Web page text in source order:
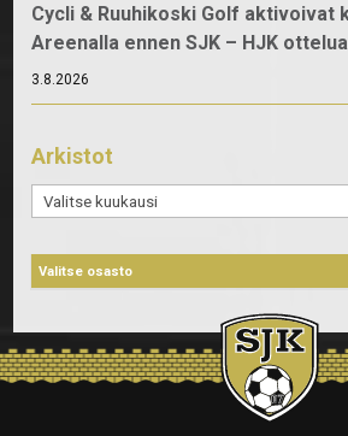
Cycli & Ruuhikoski Golf aktivoivat
Areenalla ennen SJK – HJK ottelua
3.8.2026
Arkistot
Arkistot